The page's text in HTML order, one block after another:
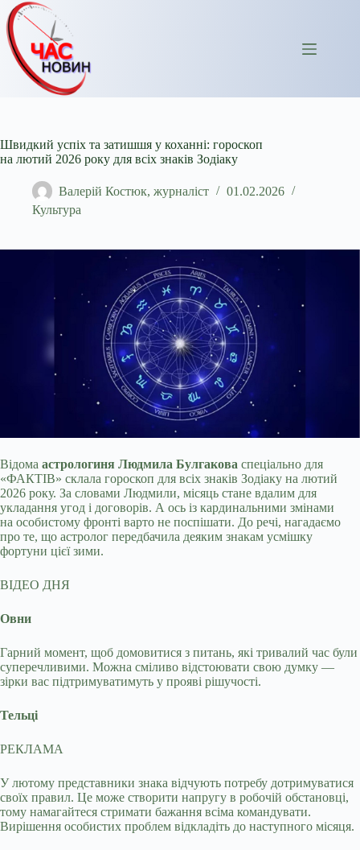
Перейти
до
вмісту
Швидкий успіх та затишшя у коханні: гороскоп
на лютий 2026 року для всіх знаків Зодіаку
Валерій Костюк, журналіст
01.02.2026
Культура
Відома астрологиня Людмила Булгакова спеціально для
«ФАКТІВ» склала гороскоп для всіх знаків Зодіаку на лютий
2026 року. За словами Людмили, місяць стане вдалим для
укладання угод і договорів. А ось із кардинальними змінами
на особистому фронті варто не поспішати. До речі, нагадаємо
про те, що астролог передбачила деяким знакам усмішку
фортуни цієї зими.
ВІДЕО ДНЯ
Овни
Гарний момент, щоб домовитися з питань, які тривалий час були
суперечливими. Можна сміливо відстоювати свою думку —
зірки вас підтримуватимуть у прояві рішучості.
Тельці
РЕКЛАМА
У лютому представники знака відчують потребу дотримуватися
своїх правил. Це може створити напругу в робочій обстановці,
тому намагайтеся стримати бажання всіма командувати.
Вирішення особистих проблем відкладіть до наступного місяця.